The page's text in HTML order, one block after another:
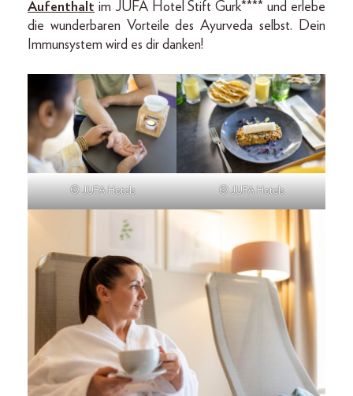
Aufenthalt im JUFA Hotel Stift Gurk**** und erlebe
die wunderbaren Vorteile des Ayurveda selbst. Dein
Immunsystem wird es dir danken!
© JUFA Hotels © JUFA Hotels